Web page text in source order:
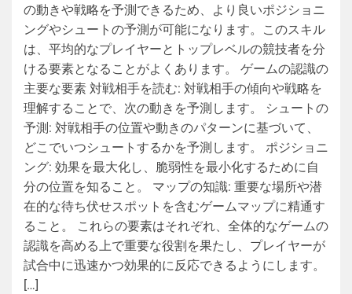
の動きや戦略を予測できるため、より良いポジショニ
ングやシュートの予測が可能になります。このスキル
は、平均的なプレイヤーとトップレベルの競技者を分
ける要素となることがよくあります。 ゲームの認識の
主要な要素 対戦相手を読む: 対戦相手の傾向や戦略を
理解することで、次の動きを予測します。 シュートの
予測: 対戦相手の位置や動きのパターンに基づいて、
どこでいつシュートするかを予測します。 ポジショニ
ング: 効果を最大化し、脆弱性を最小化するために自
分の位置を知ること。 マップの知識: 重要な場所や潜
在的な待ち伏せスポットを含むゲームマップに精通す
ること。 これらの要素はそれぞれ、全体的なゲームの
認識を高める上で重要な役割を果たし、プレイヤーが
試合中に迅速かつ効果的に反応できるようにします。
[…]